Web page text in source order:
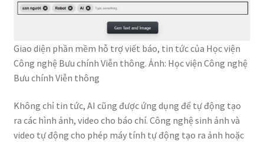
Giao diện phần mềm hỗ trợ viết báo, tin tức của Học viện
Công nghệ Bưu chính Viễn thông. Ảnh: Học viện Công nghệ
Bưu chính Viễn thông
Không chỉ tin tức, AI cũng được ứng dụng để tự động tạo
ra các hình ảnh, video cho báo chí. Công nghệ sinh ảnh và
video tự động cho phép máy tính tự động tạo ra ảnh hoặc